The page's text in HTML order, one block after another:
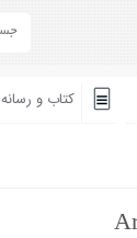
کتاب و رسانه